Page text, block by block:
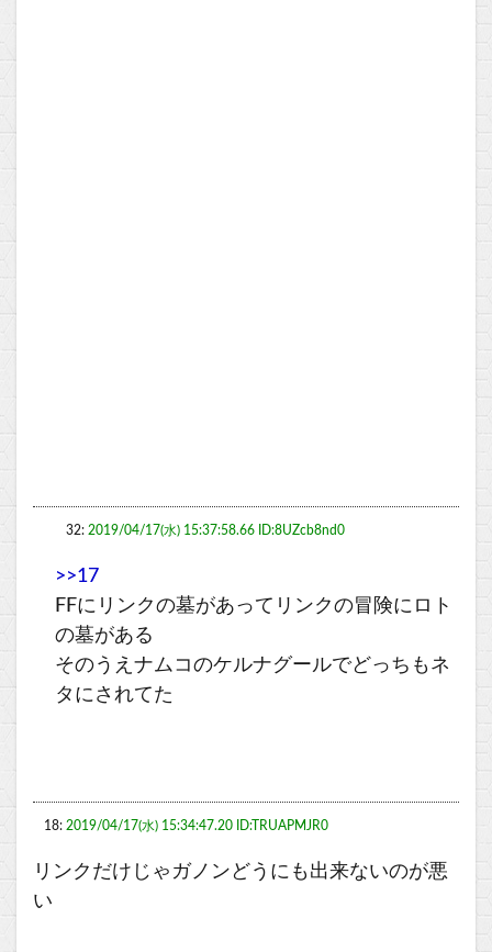
32: 2019/04/17(水) 15:37:58.66 ID:8UZcb8nd0
>>17
FFにリンクの墓があってリンクの冒険にロト
の墓がある
そのうえナムコのケルナグールでどっちもネ
タにされてた
18: 2019/04/17(水) 15:34:47.20 ID:TRUAPMJR0
リンクだけじゃガノンどうにも出来ないのが悪
い